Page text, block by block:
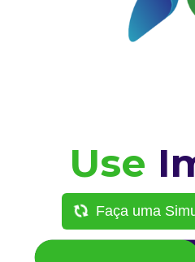
Use
Faça uma